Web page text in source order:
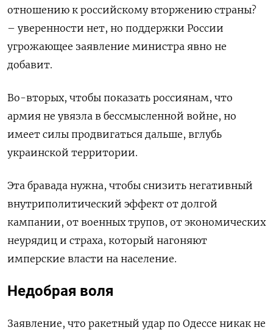
отношению к российскому вторжению страны?
– уверенности нет, но поддержки России
угрожающее заявление министра явно не
добавит.
Во-вторых, чтобы показать россиянам, что
армия не увязла в бессмысленной войне, но
имеет силы продвигаться дальше, вглубь
украинской территории.
Эта бравада нужна, чтобы снизить негативный
внутриполитический эффект от долгой
кампании, от военных трупов, от экономических
неурядиц и страха, который нагоняют
имперские власти на население.
Недобрая воля
Заявление, что ракетный удар по Одессе никак не